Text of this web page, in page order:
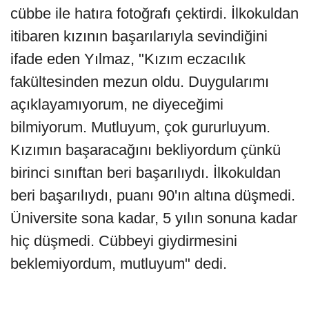
cübbe ile hatıra fotoğrafı çektirdi. İlkokuldan
itibaren kızının başarılarıyla sevindiğini
ifade eden Yılmaz, "Kızım eczacılık
fakültesinden mezun oldu. Duygularımı
açıklayamıyorum, ne diyeceğimi
bilmiyorum. Mutluyum, çok gururluyum.
Kızımın başaracağını bekliyordum çünkü
birinci sınıftan beri başarılıydı. İlkokuldan
beri başarılıydı, puanı 90'ın altına düşmedi.
Üniversite sona kadar, 5 yılın sonuna kadar
hiç düşmedi. Cübbeyi giydirmesini
beklemiyordum, mutluyum" dedi.